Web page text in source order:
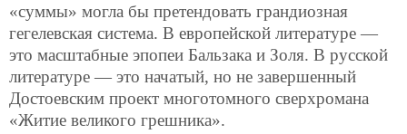
«суммы» могла бы претендовать грандиозная
гегелевская система. В европейской литературе —
это масштабные эпопеи Бальзака и Золя. В русской
литературе — это начатый, но не завершенный
Достоевским проект многотомного сверхромана
«Житие великого грешника».